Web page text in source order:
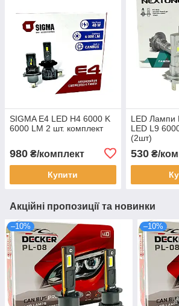
SIGMA E4 LED H4 6000 K
6000 LM 2 шт. комплект
980 ₴/комплект
Купити
LED Лампи
LED L9
(2шт)
530₴/
Акційні пропозиції та новинки
–10% –10%